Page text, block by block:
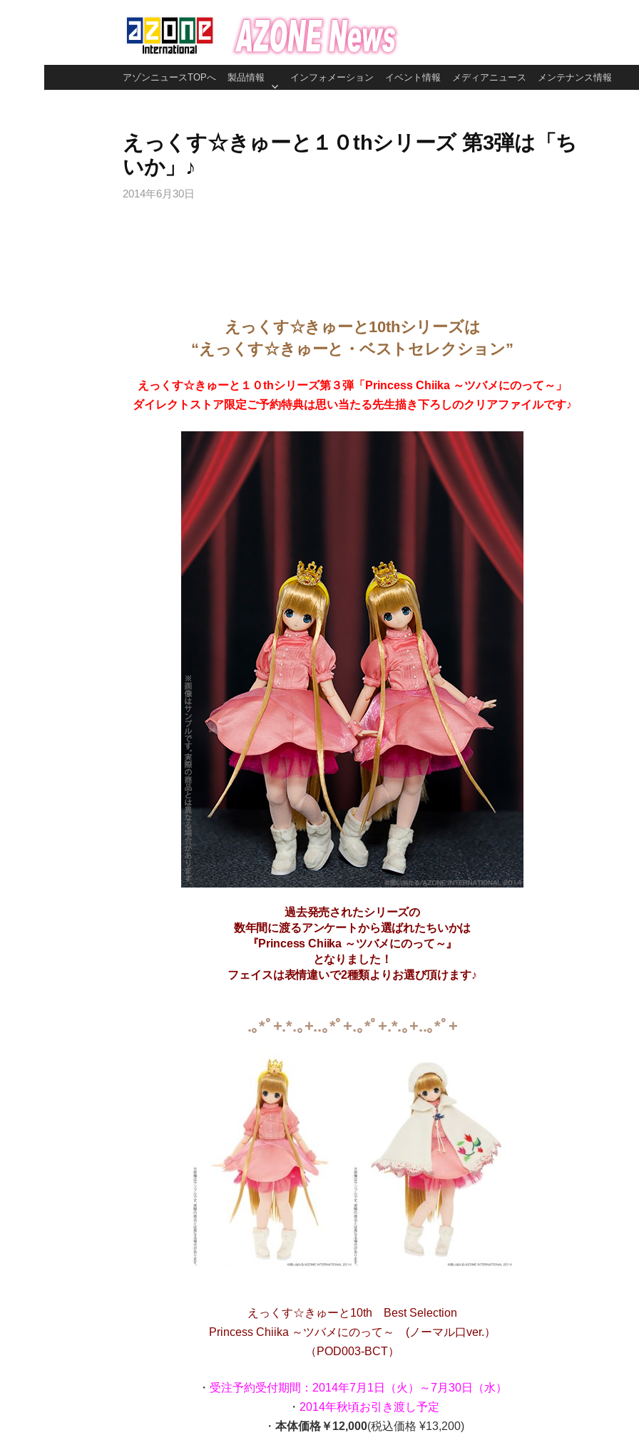
ン
アゾンニュースTOPへ 製品情報 インフォメーション イベント情報 メディアニュース メンテナンス情報
えっくす☆きゅーと１０thシリーズ 第3弾は「ち
いか」♪
2014年6月30日
えっくす☆きゅーと10thシリーズは
“えっくす☆きゅーと・ベストセレクション”
えっくす☆きゅーと１０thシリーズ第３弾「Princess Chiika ～ツバメにのって～」
ダイレクトストア限定ご予約特典は思い当たる先生描き下ろしのクリアファイルです♪
過去発売されたシリーズの
数年間に渡るアンケートから選ばれたちいかは
『Princess Chiika ～ツバメにのって～』
となりました！
フェイスは表情違いで2種類よりお選び頂けます♪
.｡*ﾟ+.*.｡+..｡*ﾟ+.｡*ﾟ+.*.｡+..｡*ﾟ+
えっくす☆きゅーと10th Best Selection
Princess Chiika ～ツバメにのって～ (ノーマル口ver.）
（POD003-BCT）
・ 受注予約受付期間：2014年7月1日（火）～7月30日（水）
・ 2014年秋頃お引き渡し予定
・ 本体価格￥12,000(税込価格 ¥13,200)